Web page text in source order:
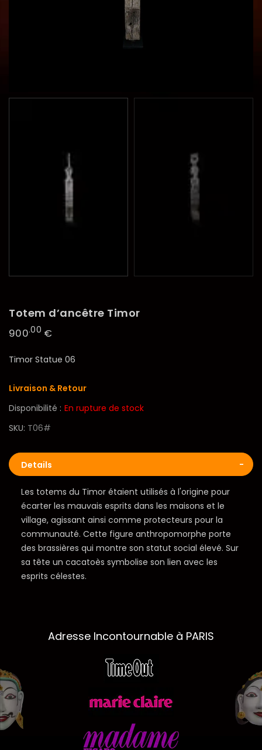
Totem d’ancêtre Timor
900.00 €
Timor Statue 06
Livraison & Retour
Disponibilité : En rupture de stock
SKU T06#
Details
Les totems du Timor étaient utilisés à l'origine pour
écarter les mauvais esprits dans les maisons et le
village, agissant ainsi comme protecteurs pour la
communauté. Cette figure anthropomorphe porte
des brassières qui montre son statut social élevé. Sur
sa tête un cacatoès symbolise son lien avec les
esprits célestes.
Adresse Incontournable à PARIS